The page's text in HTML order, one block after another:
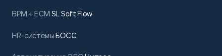
BPM + ECM SL Soft Flow
HR-системыБОСС